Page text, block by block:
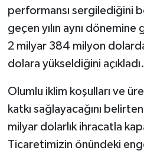
performansı sergilediğini
geçen yılın aynı
2 milyar 384 milyon
dolara yükseldiğini açıkladı.
Olumlu iklim koşulları ve
katkı sağlayacağını
milyar dolarlık ihracatla
Ticaretimizin önündeki